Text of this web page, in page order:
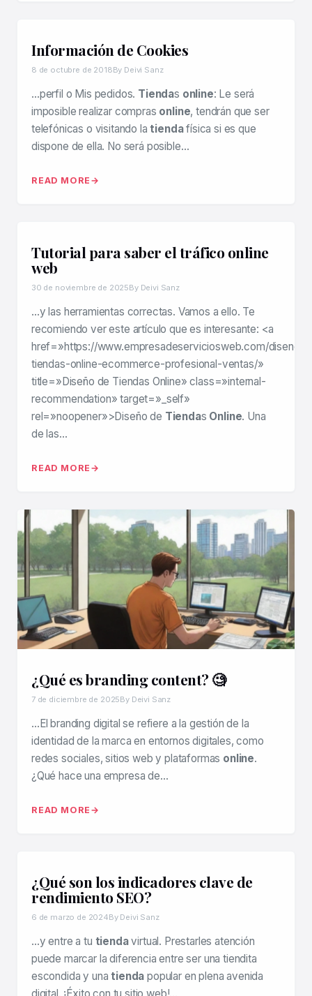
Información de Cookies
8 de octubre de 2018By Deivi Sanz
…perfil o Mis pedidos. Tiendas online: Le será
imposible realizar compras online, tendrán que ser
telefónicas o visitando la tiendafísica si es que
dispone de ella. No será posible…
READ MORE
Tutorial para saber el tráfico online
web
30 de noviembre de 2025By Deivi Sanz
…y las herramientas correctas. Vamos a ello. Te
recomiendo ver este artículo que es interesante: <a
href=»https://www.empresadeserviciosweb.com/diseno-
tiendas-online-ecommerce-profesional-ventas/»
title=»Diseño de Tiendas Online» class=»internal-
recommendation» target=»_self»
rel=»noopener»>Diseño de Tiendas Online. Una
de las…
READ MORE
¿Qué es branding content? 🧐
7 de diciembre de 2025By Deivi Sanz
…El branding digital se refiere a la gestión de la
identidad de la marca en entornos digitales, como
redes sociales, sitios web y plataformas online.
¿Qué hace una empresa de…
READ MORE
¿Qué son los indicadores clave de
rendimiento SEO?
6 de marzo de 2024By Deivi Sanz
…y entre a tu tiendavirtual. Prestarles atención
puede marcar la diferencia entre ser una tiendita
escondida y una tienda popular en plena avenida